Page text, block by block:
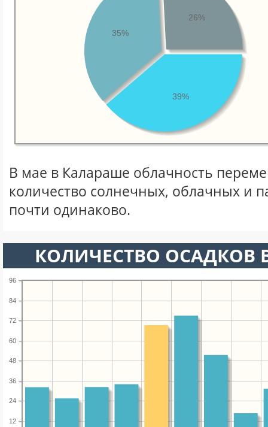
39%
35%
26%
В мае в Калараше облачность
количество солнечных, облачных и
почти одинаково.
КОЛИЧЕСТВО ОСАДКОВ
12
24
36
48
60
72
84
96